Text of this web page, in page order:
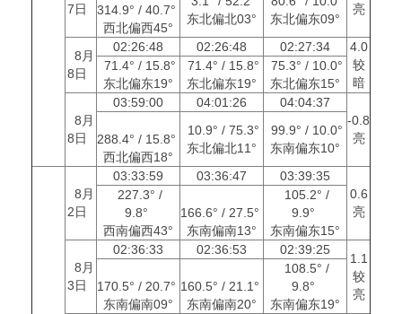
7日
亮
314.9° / 40.7°
西北偏西45°
东北偏北03°
东北偏东09°
8月
8日
02:26:48 02:26:48 02:27:34
4.0
较
暗
71.4° / 15.8°
东北偏东19°
71.4° / 15.8°
东北偏东19°
75.3° / 10.0°
东北偏东15°
8月
8日
03:59:00 04:01:26
04:04:37
-0.8
亮
288.4° / 15.8°
西北偏西18°
10.9° / 75.3°
东北偏北11°
99.9° / 10.0°
东南偏东10°
8月
2日
03:33:59 03:36:47
03:39:35
0.6
亮
227.3° /
9.8°
西南偏西43°
166.6° / 27.5°
东南偏南13°
105.2° /
9.9°
东南偏东15°
8月
3日
02:36:33 02:36:53 02:39:25
1.1
较
亮
170.5° / 20.7°
东南偏南09°
160.5° / 21.1°
东南偏南20°
108.5° /
9.8°
东南偏东19°